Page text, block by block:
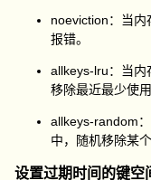
noeviction：当内
报错。
allkeys-lru：当内
移除最近最少使
allkeys-random
中，随机移除某个
设置过期时间的键空